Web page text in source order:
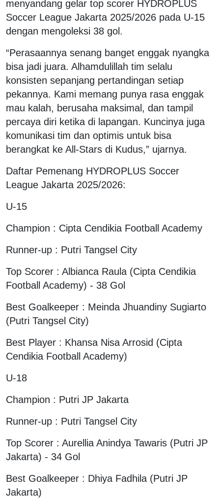
menyandang gelar top scorer HYDROPLUS
Soccer League Jakarta 2025/2026 pada U-15
dengan mengoleksi 38 gol.
“Perasaannya senang banget enggak nyangka
bisa jadi juara. Alhamdulillah tim selalu
konsisten sepanjang pertandingan setiap
pekannya. Kami memang punya rasa enggak
mau kalah, berusaha maksimal, dan tampil
percaya diri ketika di lapangan. Kuncinya juga
komunikasi tim dan optimis untuk bisa
berangkat ke All-Stars di Kudus,” ujarnya.
Daftar Pemenang HYDROPLUS Soccer
League Jakarta 2025/2026:
U-15
Champion : Cipta Cendikia Football Academy
Runner-up : Putri Tangsel City
Top Scorer : Albianca Raula (Cipta Cendikia
Football Academy) - 38 Gol
Best Goalkeeper : Meinda Jhuandiny Sugiarto
(Putri Tangsel City)
Best Player : Khansa Nisa Arrosid (Cipta
Cendikia Football Academy)
U-18
Champion : Putri JP Jakarta
Runner-up : Putri Tangsel City
Top Scorer : Aurellia Anindya Tawaris (Putri JP
Jakarta) - 34 Gol
Best Goalkeeper : Dhiya Fadhila (Putri JP
Jakarta)